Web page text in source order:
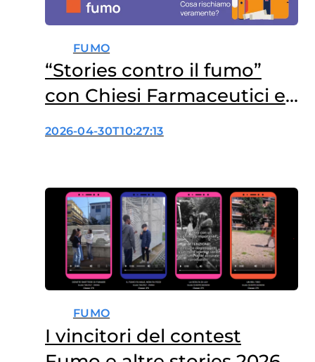
FUMO
“Stories contro il fumo”
con Chiesi Farmaceutici e
il Comune di Parma
2026-04-30T10:27:13
FUMO
I vincitori del contest